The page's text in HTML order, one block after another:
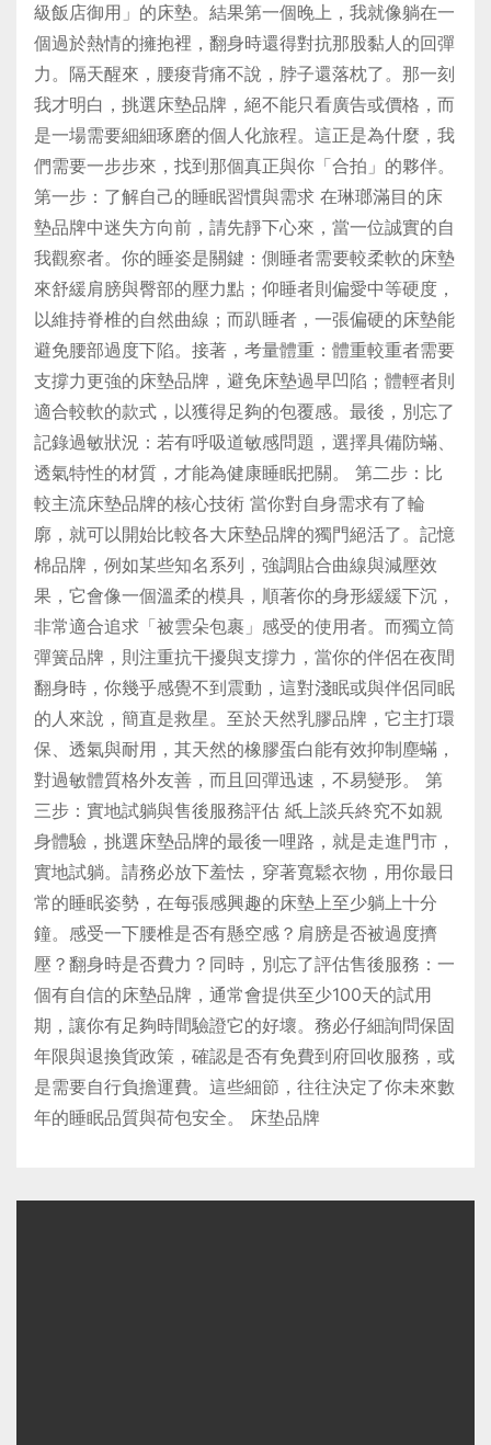
級飯店御用」的床墊。結果第一個晚上，我就像躺在一
個過於熱情的擁抱裡，翻身時還得對抗那股黏人的回彈
力。隔天醒來，腰痠背痛不說，脖子還落枕了。那一刻
我才明白，挑選床墊品牌，絕不能只看廣告或價格，而
是一場需要細細琢磨的個人化旅程。這正是為什麼，我
們需要一步步來，找到那個真正與你「合拍」的夥伴。
第一步：了解自己的睡眠習慣與需求 在琳瑯滿目的床
墊品牌中迷失方向前，請先靜下心來，當一位誠實的自
我觀察者。你的睡姿是關鍵：側睡者需要較柔軟的床墊
來舒緩肩膀與臀部的壓力點；仰睡者則偏愛中等硬度，
以維持脊椎的自然曲線；而趴睡者，一張偏硬的床墊能
避免腰部過度下陷。接著，考量體重：體重較重者需要
支撐力更強的床墊品牌，避免床墊過早凹陷；體輕者則
適合較軟的款式，以獲得足夠的包覆感。最後，別忘了
記錄過敏狀況：若有呼吸道敏感問題，選擇具備防蟎、
透氣特性的材質，才能為健康睡眠把關。 第二步：比
較主流床墊品牌的核心技術 當你對自身需求有了輪
廓，就可以開始比較各大床墊品牌的獨門絕活了。記憶
棉品牌，例如某些知名系列，強調貼合曲線與減壓效
果，它會像一個溫柔的模具，順著你的身形緩緩下沉，
非常適合追求「被雲朵包裹」感受的使用者。而獨立筒
彈簧品牌，則注重抗干擾與支撐力，當你的伴侶在夜間
翻身時，你幾乎感覺不到震動，這對淺眠或與伴侶同眠
的人來說，簡直是救星。至於天然乳膠品牌，它主打環
保、透氣與耐用，其天然的橡膠蛋白能有效抑制塵蟎，
對過敏體質格外友善，而且回彈迅速，不易變形。 第
三步：實地試躺與售後服務評估 紙上談兵終究不如親
身體驗，挑選床墊品牌的最後一哩路，就是走進門市，
實地試躺。請務必放下羞怯，穿著寬鬆衣物，用你最日
常的睡眠姿勢，在每張感興趣的床墊上至少躺上十分
鐘。感受一下腰椎是否有懸空感？肩膀是否被過度擠
壓？翻身時是否費力？同時，別忘了評估售後服務：一
個有自信的床墊品牌，通常會提供至少100天的試用
期，讓你有足夠時間驗證它的好壞。務必仔細詢問保固
年限與退換貨政策，確認是否有免費到府回收服務，或
是需要自行負擔運費。這些細節，往往決定了你未來數
年的睡眠品質與荷包安全。 床垫品牌